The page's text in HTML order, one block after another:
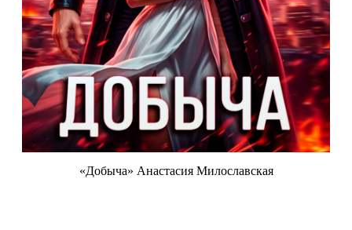
«Добыча» Анастасия Милославская